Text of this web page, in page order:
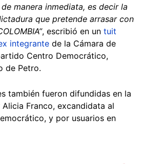
manera inmediata, es decir la
que pretende arrasar con
, escribió en un tuit
integrante de la Cámara de
Centro Democrático,
de Petro.
también fueron difundidas en la
Alicia Franco, excandidata al
y por usuarios en